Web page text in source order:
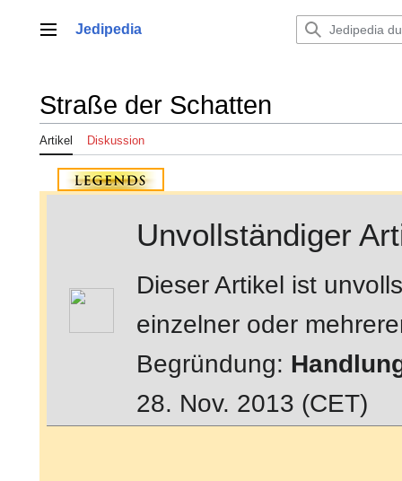
springenHauptmenü
Jedipedia
Straße der Schatten
Artikel Diskussion
Unvollständiger
Dieser Artikel ist
einzelner oder
Begründung:
28. Nov. 2013 (CET)